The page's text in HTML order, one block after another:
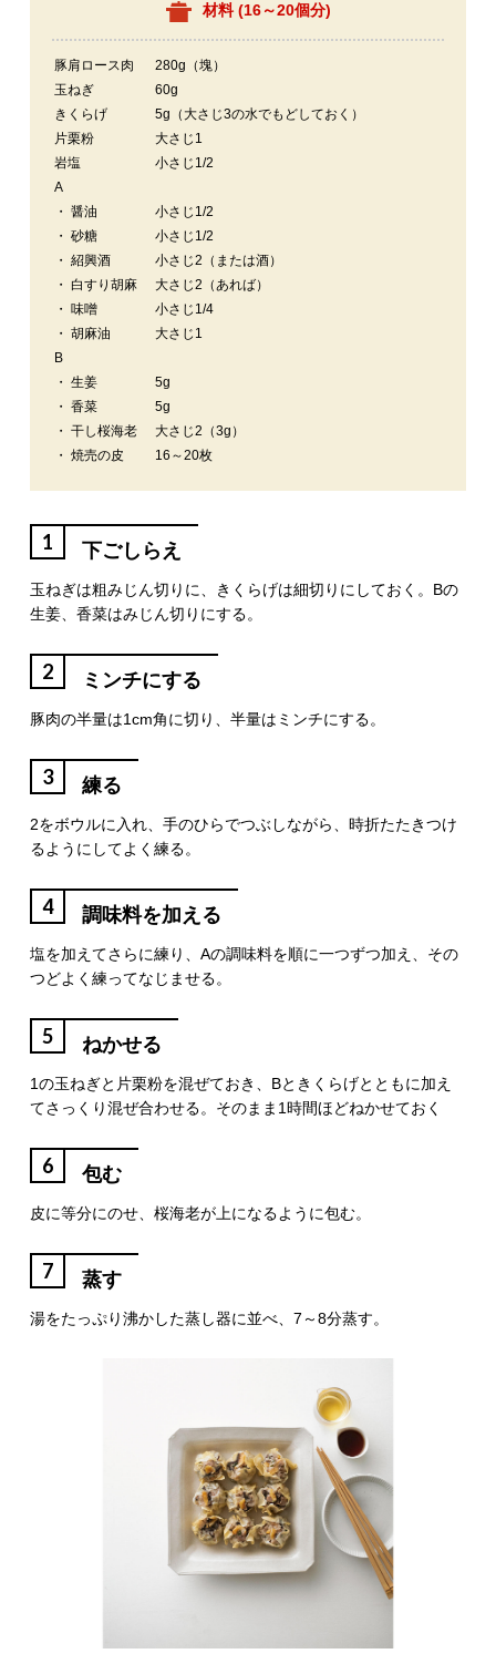
材料 (16～20個分)
豚肩ロース肉
280g（塊）
玉ねぎ
60g
きくらげ
5g（大さじ3の水でもどしておく）
片栗粉
大さじ1
岩塩
小さじ1/2
A
・ 醤油
小さじ1/2
・ 砂糖
小さじ1/2
・ 紹興酒
小さじ2（または酒）
・ 白すり胡麻
大さじ2（あれば）
・ 味噌
小さじ1/4
・ 胡麻油
大さじ1
B
・ 生姜
5g
・ 香菜
5g
・ 干し桜海老
大さじ2（3g）
・ 焼売の皮
16～20枚
1 下ごしらえ
玉ねぎは粗みじん切りに、きくらげは細切りにしておく。Bの
生姜、香菜はみじん切りにする。
2 ミンチにする
豚肉の半量は1cm角に切り、半量はミンチにする。
3 練る
2をボウルに入れ、手のひらでつぶしながら、時折たたきつけ
るようにしてよく練る。
4 調味料を加える
塩を加えてさらに練り、Aの調味料を順に一つずつ加え、その
つどよく練ってなじませる。
5 ねかせる
1の玉ねぎと片栗粉を混ぜておき、Bときくらげとともに加え
てさっくり混ぜ合わせる。そのまま1時間ほどねかせておく
6 包む
皮に等分にのせ、桜海老が上になるように包む。
7 蒸す
湯をたっぷり沸かした蒸し器に並べ、7～8分蒸す。